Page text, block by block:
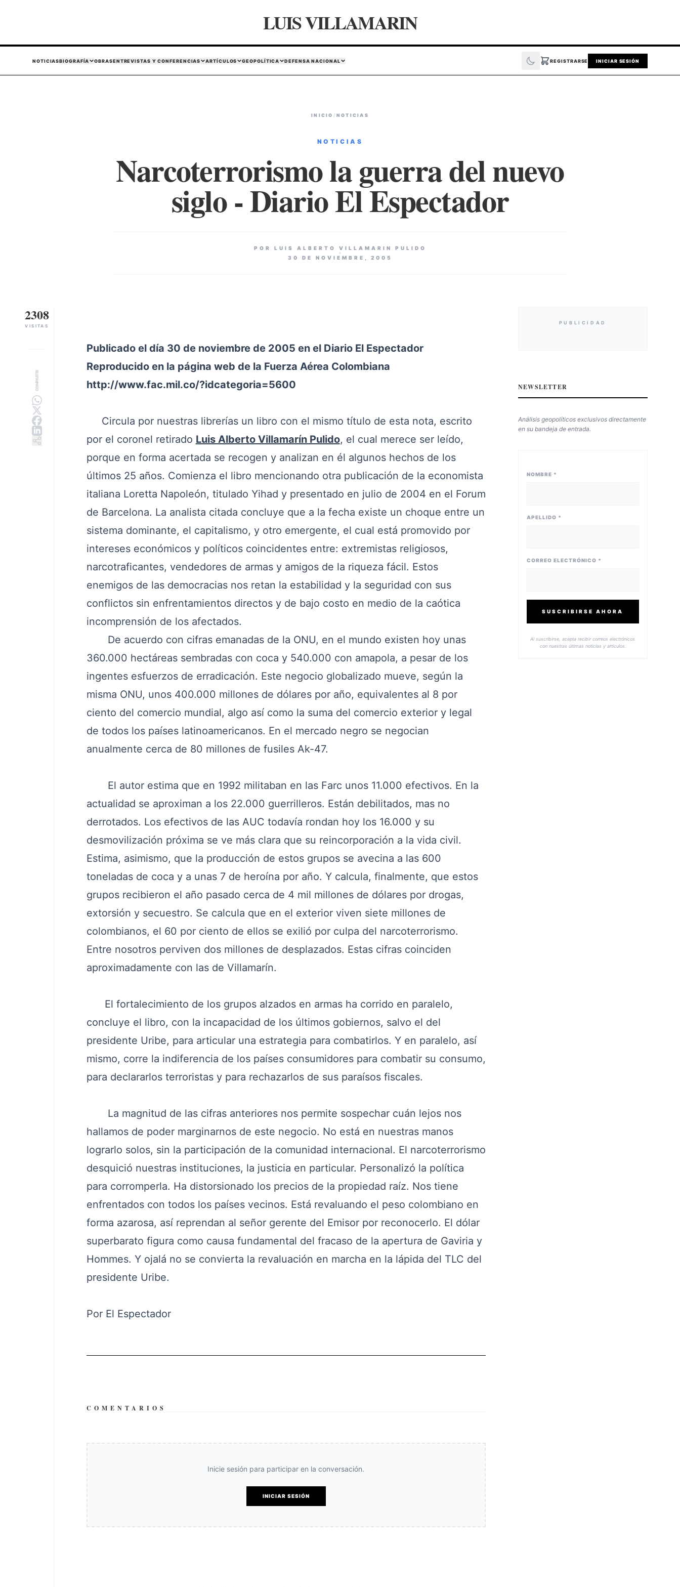
LUIS VILLAMARIN
NOTICIASBIOGRAFÍA OBRASENTREVISTAS Y CONFERENCIAS ARTÍCULOS GEOPOLÍTICA DEFENSA NACIONAL REGISTRARSE INICIAR SESIÓN
INICIO / NOTICIAS
NOTICIAS
Narcoterrorismo la guerra del nuevo
siglo - Diario El Espectador
POR LUIS ALBERTO VILLAMARIN PULIDO
30 DE NOVIEMBRE, 2005
2308
VISITAS
COMPARTIR
Publicado el día 30 de noviembre de 2005 en el Diario El Espectador
Reproducido en la página web de la Fuerza Aérea Colombiana
http://www.fac.mil.co/?idcategoria=5600
Circula por nuestras librerías un libro con el mismo título de esta nota, escrito
por el coronel retirado Luis Alberto Villamarín Pulido, el cual merece ser leído,
porque en forma acertada se recogen y analizan en él algunos hechos de los
últimos 25 años. Comienza el libro mencionando otra publicación de la economista
italiana Loretta Napoleón, titulado Yihad y presentado en julio de 2004 en el Forum
de Barcelona. La analista citada concluye que a la fecha existe un choque entre un
sistema dominante, el capitalismo, y otro emergente, el cual está promovido por
intereses económicos y políticos coincidentes entre: extremistas religiosos,
narcotraficantes, vendedores de armas y amigos de la riqueza fácil. Estos
enemigos de las democracias nos retan la estabilidad y la seguridad con sus
conflictos sin enfrentamientos directos y de bajo costo en medio de la caótica
incomprensión de los afectados.
De acuerdo con cifras emanadas de la ONU, en el mundo existen hoy unas
360.000 hectáreas sembradas con coca y 540.000 con amapola, a pesar de los
ingentes esfuerzos de erradicación. Este negocio globalizado mueve, según la
misma ONU, unos 400.000 millones de dólares por año, equivalentes al 8 por
ciento del comercio mundial, algo así como la suma del comercio exterior y legal
de todos los países latinoamericanos. En el mercado negro se negocian
anualmente cerca de 80 millones de fusiles Ak-47.
El autor estima que en 1992 militaban en las Farc unos 11.000 efectivos. En la
actualidad se aproximan a los 22.000 guerrilleros. Están debilitados, mas no
derrotados. Los efectivos de las AUC todavía rondan hoy los 16.000 y su
desmovilización próxima se ve más clara que su reincorporación a la vida civil.
Estima, asimismo, que la producción de estos grupos se avecina a las 600
toneladas de coca y a unas 7 de heroína por año. Y calcula, finalmente, que estos
grupos recibieron el año pasado cerca de 4 mil millones de dólares por drogas,
extorsión y secuestro. Se calcula que en el exterior viven siete millones de
colombianos, el 60 por ciento de ellos se exilió por culpa del narcoterrorismo.
Entre nosotros perviven dos millones de desplazados. Estas cifras coinciden
aproximadamente con las de Villamarín.
El fortalecimiento de los grupos alzados en armas ha corrido en paralelo,
concluye el libro, con la incapacidad de los últimos gobiernos, salvo el del
presidente Uribe, para articular una estrategia para combatirlos. Y en paralelo, así
mismo, corre la indiferencia de los países consumidores para combatir su consumo,
para declararlos terroristas y para rechazarlos de sus paraísos fiscales.
La magnitud de las cifras anteriores nos permite sospechar cuán lejos nos
hallamos de poder marginarnos de este negocio. No está en nuestras manos
lograrlo solos, sin la participación de la comunidad internacional. El narcoterrorismo
desquició nuestras instituciones, la justicia en particular. Personalizó la política
para corromperla. Ha distorsionado los precios de la propiedad raíz. Nos tiene
enfrentados con todos los países vecinos. Está revaluando el peso colombiano en
forma azarosa, así reprendan al señor gerente del Emisor por reconocerlo. El dólar
superbarato figura como causa fundamental del fracaso de la apertura de Gaviria y
Hommes. Y ojalá no se convierta la revaluación en marcha en la lápida del TLC del
presidente Uribe.
Por El Espectador
COMENTARIOS
Inicie sesión para participar en la conversación.
INICIAR SESIÓN
PUBLICIDAD
NEWSLETTER
Análisis geopolíticos exclusivos directamente
en su bandeja de entrada.
NOMBRE *
APELLIDO *
CORREO ELECTRÓNICO *
SUSCRIBIRSE AHORA
Al suscribirse, acepta recibir correos electrónicos
con nuestras últimas noticias y artículos.